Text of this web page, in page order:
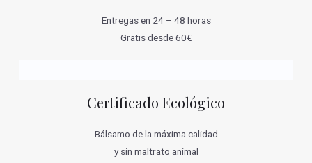
Entregas en 24 – 48 horas
Gratis desde 60€
Certificado Ecológico
Bálsamo de la máxima calidad
y sin maltrato animal